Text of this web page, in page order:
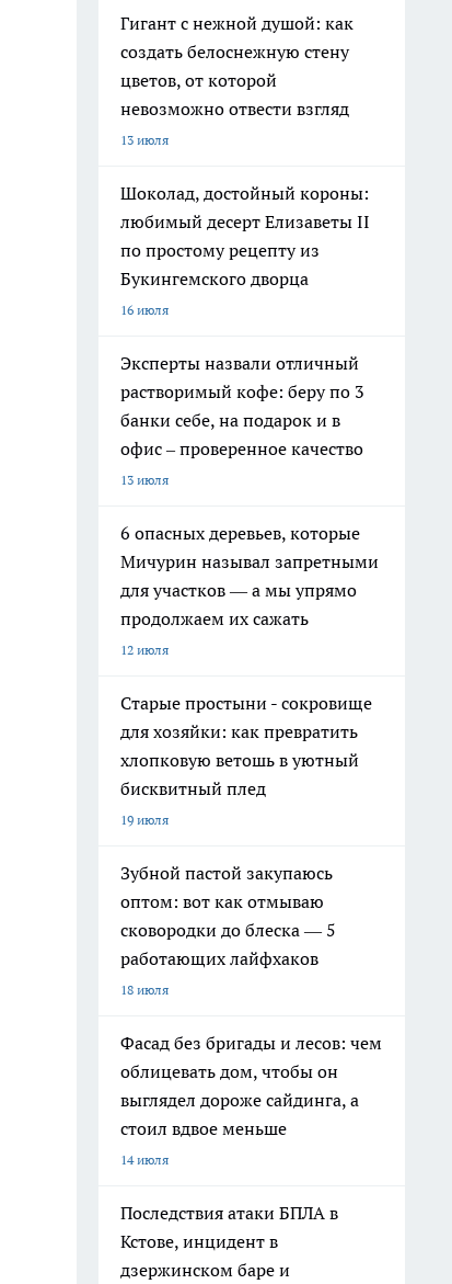
Гигант с нежной душой: как
создать белоснежную стену
цветов, от которой
невозможно отвести взгляд
13 июля
Шоколад, достойный короны:
любимый десерт Елизаветы II
по простому рецепту из
Букингемского дворца
16 июля
Эксперты назвали отличный
растворимый кофе: беру по 3
банки себе, на подарок и в
офис – проверенное качество
13 июля
6 опасных деревьев, которые
Мичурин называл запретными
для участков — а мы упрямо
продолжаем их сажать
12 июля
Старые простыни - сокровище
для хозяйки: как превратить
хлопковую ветошь в уютный
бисквитный плед
19 июля
Зубной пастой закупаюсь
оптом: вот как отмываю
сковородки до блеска — 5
работающих лайфхаков
18 июля
Фасад без бригады и лесов: чем
облицевать дом, чтобы он
выглядел дороже сайдинга, а
стоил вдвое меньше
14 июля
Последствия атаки БПЛА в
Кстове, инцидент в
дзержинском баре и